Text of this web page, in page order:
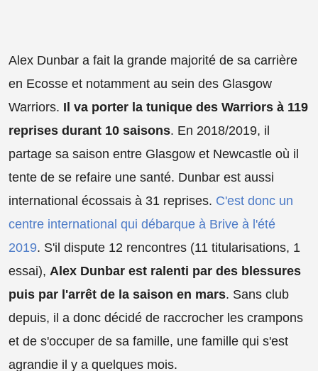
Alex Dunbar a fait la grande majorité de sa carrière
en Ecosse et notamment au sein des Glasgow
Warriors. Il va porter la tunique des Warriors à 119
reprises durant 10 saisons. En 2018/2019, il
partage sa saison entre Glasgow et Newcastle où il
tente de se refaire une santé. Dunbar est aussi
international écossais à 31 reprises. C'est donc un
centre international qui débarque à Brive à l'été
2019. S'il dispute 12 rencontres (11 titularisations, 1
essai), Alex Dunbar est ralenti par des blessures
puis par l'arrêt de la saison en mars. Sans club
depuis, il a donc décidé de raccrocher les crampons
et de s'occuper de sa famille, une famille qui s'est
agrandie il y a quelques mois.